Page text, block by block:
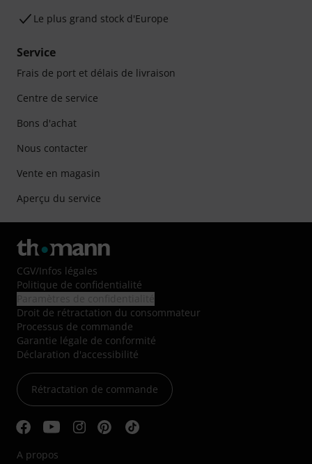
Le plus grand stock d'Europe
Service
Frais de port et délais de livraison
Centre de service
Bons d'achat
Nous contacter
Vente en magasin
Aperçu du service
CGV/Infos légales
Politique de confidentialité
Droit de rétractation du consommateur
Processus de commande
Garantie légale de conformité
Déclaration d'accessibilité
Rétractation de commande
A propos